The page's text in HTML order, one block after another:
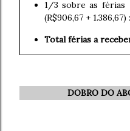
1/3 sobre as
(R$906,67 + 1.386,67)
Total férias a
DOBRO DO